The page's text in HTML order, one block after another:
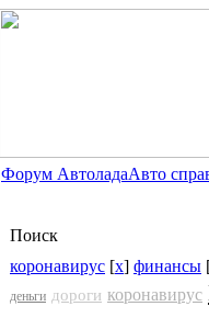
Форум АвтоладаАвто
Поиск
коронавирус [x] финансы
деньги дороги коронавирус